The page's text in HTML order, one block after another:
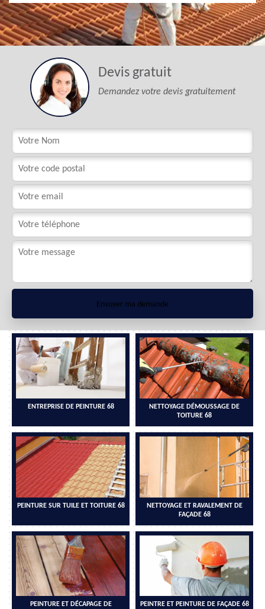
Devis gratuit
Demandez votre devis gratuitement
ENTREPRISE DE PEINTURE 68
NETTOYAGE DÉMOUSSAGE DE
TOITURE 68
PEINTURE SUR TUILE ET TOITURE 68
NETTOYAGE ET RAVALEMENT DE
FAÇADE 68
PEINTURE ET DÉCAPAGE DE
PEINTRE ET PEINTURE DE FAÇADE 68